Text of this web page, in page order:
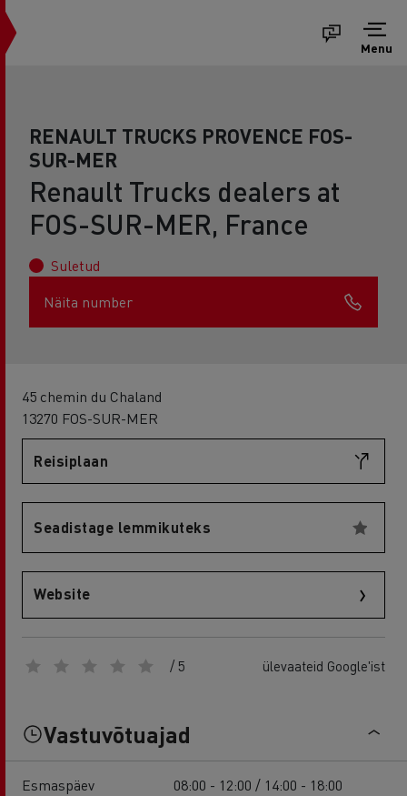
Menu
RENAULT TRUCKS PROVENCE FOS-
SUR-MER
Renault Trucks dealers at
FOS-SUR-MER, France
Suletud
Näita number
45 chemin du Chaland
13270 FOS-SUR-MER
Reisiplaan
Seadistage lemmikuteks
Website
/ 5 ülevaateid Google'ist
Vastuvõtuajad
Esmaspäev
08:00 - 12:00 / 14:00 - 18:00